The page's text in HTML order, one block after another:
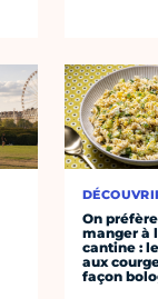
On préfère
manger à
cantine :
aux
façon